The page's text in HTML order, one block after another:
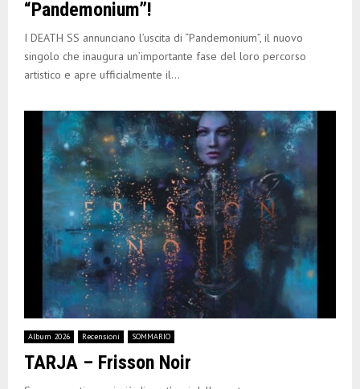
“Pandemonium”!
I DEATH SS annunciano l’uscita di “Pandemonium”, il nuovo
singolo che inaugura un’importante fase del loro percorso
artistico e apre ufficialmente il...
Album 2026 Recensioni SOMMARIO
TARJA – Frisson Noir